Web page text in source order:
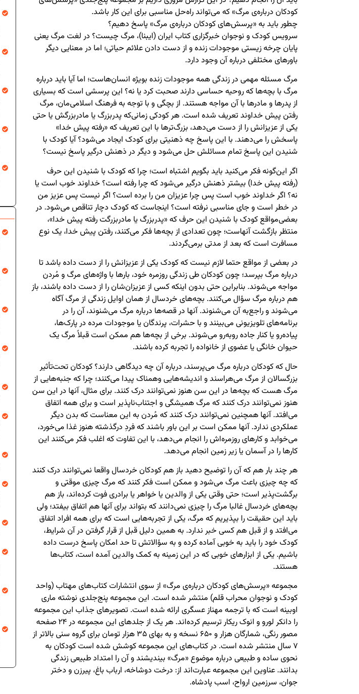
کودکان درباره‌ی مرگ» که می‌تواند راه‌حل مناسبی برای این کار باشد.
چطور باید به «پرسش‌های کودکان درباره‌ی مرگ» پاسخ دهیم؟
سرویس کودک و نوجوان خبرگزاری کتاب ایران (ایبنا)، مرگ چیست؟ در لغت مرگ یعنی
پایان چرخه زیستی موجودات زنده و از دست دادن علائم حیاتی؛ اما در معنایی دیگر
باورهای مختلفی درباره آن وجود دارد.
مرگ مسئله مهمی در زندگی همه موجودات زنده بویژه انسان‌هاست؛ اما آیا باید درباره
مرگ با بچه‌ها که روحیه حساسی دارند صحبت کرد یا نه؟ این پرسشی است که بسیاری
از پدرها و مادرها با آن مواجه هستند. از بچگی و با توجه به فرهنگ اسلامی‌مان، مرگ
رفتن پیش خداوند تعریف شده است. هر کودکی زمانی‌که پدربزرگ یا مادربزرگش یا حتی
یکی از عزیزانش را از دست می‌دهد، بزرگ‌ترها با این تعریف که «رفته پیش خدا»
پاسخش را می‌دهند. با این پاسخ چه ذهنیتی برای کودک ایجاد می‌شود؟ آیا کودک با
شنیدن این پاسخ تمام مسائلش حل می‌شود و دیگر در ذهنش درگیر پاسخ نیست؟
اگر این‌گونه فکر می‌کنید باید بگویم اشتباه است؛ چرا که کودک با شنیدن این حرف
(رفته پیش خدا) بیشتر ذهنش درگیر می‌شود که چرا رفته است؟ خداوند خوب است یا
نه؟ اگر خداوند خوب است پس چرا عزیزان من را برده است؟ اگر نیست پس عزیز من
در خطر است و جای مناسبی نرفته است؟ اینجاست که کودک دچار تناقص می‌شود. در
بعضی‌مواقع کودک با شنیدن این حرف که «پدربزرگ یا مادربزرگت رفته پیش خدا»،
منتظر بازگشت آنهاست؛ چون تعدادی از بچه‌ها فکر می‌کنند، رفتن پیش خدا، یک نوع
مسافرت است که بعد از مدتی برمی‌گردند.
در بعضی از مواقع حتما لازم نیست که کودک یکی از عزیزانش را از دست داده باشد تا
درباره مرگ بپرسد؛ چون کودکان طی زندگی روزمره خود، بارها با واژه‌های مرگ و مُردن
مواجه می‌شوند. بنابراین حتی بدون اینکه کسی از عزیزان‌شان را از دست داده باشند، باز
هم درباره مرگ سؤال می‌کنند. بچه‌های خردسال از همان اوایل زندگی از مرگ آگاه
می‌شوند و راجع‌به آن می‌شنوند. آنها در قصه‌ها درباره مرگ می‌شنوند، آن را در
برنامه‌های تلویزیونی می‌بینند و با حشرات، پرندگان یا موجودات مرده در پارک‌ها،
پیاده‌رو یا کنار جاده روبه‌رو می‌شوند. برخی از بچه‌ها هم ممکن است قبلاً مرگ یک
حیوان خانگی یا عضوی از خانواده را تجربه کرده باشند.
حال که کودکان درباره مرگ می‌پرسند، درباره آن چه دیدگاهی دارند؟ کودکان تحت‌تأثیر
بزرگسالان از مرگ می‌هراسند و اندیشه‌هایی وهمناک پیدا می‌کنند؛ چرا که جنبه‌هایی از
مرگ هست که بچه‌ها در این سن هنوز نمی‌توانند درک کنند. برای مثال، آنها در این سن
هنوز نمی‌توانند درک کنند که مرگ همیشگی و اجتناب‌ناپذیر است و برای همه اتفاق
می‌افتد. آنها همچنین نمی‌توانند درک کنند که مُردن به این معناست که بدن دیگر
عملکردی ندارد. آنها ممکن است بر این باور باشند که فردِ درگذشته هنوز غذا می‌خورد،
می‌خوابد و کارهای روزمره‌اش را انجام می‌دهد، با این تفاوت که اغلب فکر می‌کنند این
کارها را در آسمان یا زیر زمین انجام می‌دهد.
هر چند بار هم که آن را توضیح دهید باز هم کودکان خردسال واقعا نمی‌توانند درک کنند
که چه چیزی باعث مرگ می‌شود و ممکن است فکر کنند که مرگ چیزی موقتی و
برگشت‌پذیر است؛ حتی وقتی یکی از والدین یا خواهر یا برادری فوت کرده‌اند، باز هم
بچه‌های خردسال غالبا مرگ را چیزی نمی‌دانند که بتواند برای آنها هم اتفاق بیفتد؛ ولی
باید این حقیقت را بپذیریم که مرگ، یکی از تجربه‌هایی است که برای همه افراد اتفاق
می‌افتد و از قبل هم کسی خبر ندارد. به همین دلیل قبل از قرار گرفتن در آن شرایط،
کودک خود را باید به خوبی آماده کرده و به سؤالاتش تا حد امکان پاسخ درست داده
باشیم. یکی از ابزارهای خوبی که در این زمینه به کمک والدین آمده است، کتاب‌ها
هستند.
مجموعه «پرسش‌های کودکان درباره‌ی مرگ» از سوی انتشارات کتاب‌های مهتاب (واحد
کودک و نوجوان محراب قلم) منتشر شده است. این مجموعه پنج‌جلدی نوشته ماری
اوبینه است که با ترجمه مهناز عسگری ارائه شده است. تصویرهای جذاب این مجموعه
را دانکر لورو و انوک ریکار ترسیم کرده‌اند. هر یک از جلدهای این مجموعه در ۲۴ صفحه
مصور رنگی، شمارگان هزار و ۶۵۰ نسخه و به بهای ۳۵ هزار تومان برای گروه سنی بالاتر از
۷ سال منتشر شده است. در کتاب‌های این مجموعه کوشش شده است کودکان به
نحوی ساده و طبیعی درباره موضوع «مرگ» بیندیشند و آن را امتداد طبیعی زندگی
بدانند. عناوین این مجموعه عبارت‌اند از: درخت دوشاخه، ارباب باغ، پیرزن و دختر
جوان، سرزمین ارواح، اسب پادشاه.